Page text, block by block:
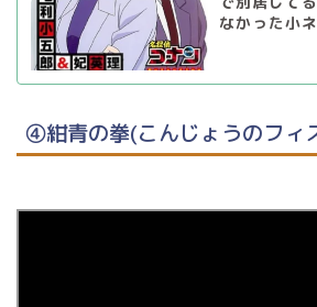
なかった小
④紺青の拳(こんじょうのフィ